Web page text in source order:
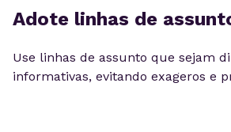
Adote linhas de
Use linhas de assunto que sejam
informativas, evitando exageros e